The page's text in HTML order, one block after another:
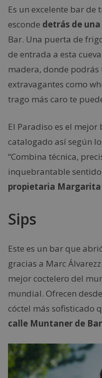
Es un excelente bar de
esconde detrás de
Bar. Una puerta de
de entrada a esta
madera, donde podrás
extravagantes como
trago más caro te
El Paradiso es el
catalogado así según
“Combina técnica,
inquebrantable
propietaria Margarita
Sips
Este es un bar que
gracias a Marc
mejor coctelero del
mundial. Ofrecen
cóctel más sofisticado
calle Muntaner de